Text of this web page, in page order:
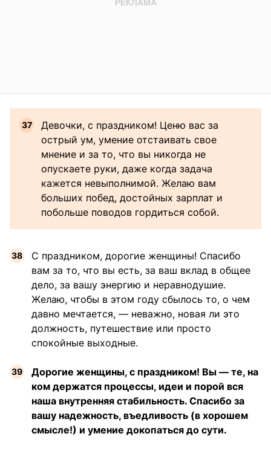
Девочки, с праздником! Ценю вас за
острый ум, умение отстаивать свое
мнение и за то, что вы никогда не
опускаете руки, даже когда задача
кажется невыполнимой. Желаю вам
больших побед, достойных зарплат и
побольше поводов гордиться собой.
С праздником, дорогие женщины! Спасибо
вам за то, что вы есть, за ваш вклад в общее
дело, за вашу энергию и неравнодушие.
Желаю, чтобы в этом году сбылось то, о чем
давно мечтается, — неважно, новая ли это
должность, путешествие или просто
спокойные выходные.
Дорогие женщины, с праздником! Вы — те, на
ком держатся процессы, идеи и порой вся
наша внутренняя стабильность. Спасибо за
вашу надежность, въедливость (в хорошем
смысле!) и умение докопаться до сути.